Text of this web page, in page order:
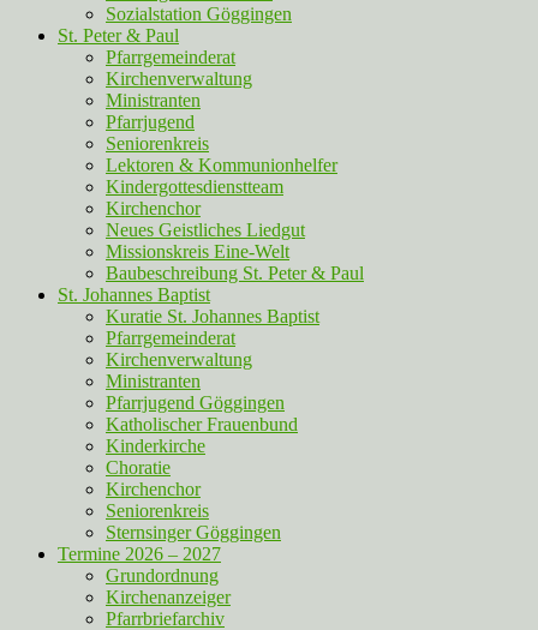
Sozialstation Göggingen
St. Peter & Paul
Pfarrgemeinderat
Kirchenverwaltung
Ministranten
Pfarrjugend
Seniorenkreis
Lektoren & Kommunionhelfer
Kindergottesdienstteam
Kirchenchor
Neues Geistliches Liedgut
Missionskreis Eine-Welt
Baubeschreibung St. Peter & Paul
St. Johannes Baptist
Kuratie St. Johannes Baptist
Pfarrgemeinderat
Kirchenverwaltung
Ministranten
Pfarrjugend Göggingen
Katholischer Frauenbund
Kinderkirche
Choratie
Kirchenchor
Seniorenkreis
Sternsinger Göggingen
Termine 2026 – 2027
Grundordnung
Kirchenanzeiger
Pfarrbriefarchiv